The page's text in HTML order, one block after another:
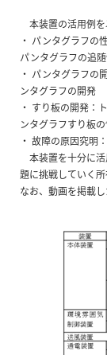
本装置の活用例を
・ パンタグラフの
パンタグラフの追
・ パンタグラフの
ンタグラフの開発
・ すり板の開発：
ンタグラフすり板
・ 故障の原因究明
本装置を十分に
題に挑戦していく所
なお、動画を掲載